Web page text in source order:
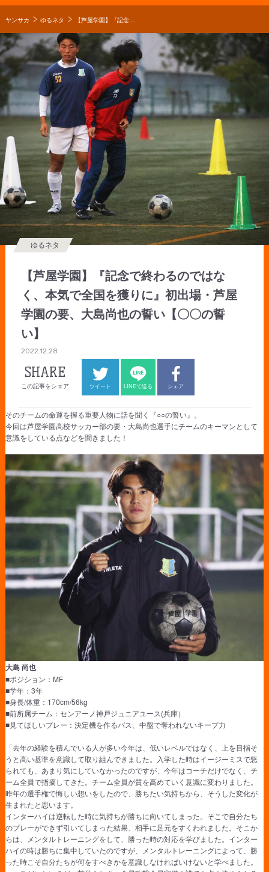
ヤンサカ ゆるネタ 【芦屋学園】『記念で終わるのではなく、本気で全国を獲りに』初出場・芦屋学園の要、大島尚也の誓い【〇〇の誓い】
【芦屋学園】『記念で終わるのではな
く、本気で全国を獲りに』初出場・芦屋
学園の要、大島尚也の誓い【〇〇の誓
い】
ゆるネタ
2022.12.28
SHARE
この記事をシェア ツイート LINEで送る シェア
そのチームの命運を握る重要人物に話を聞く『○○の誓い』。
今回は芦屋学園高校サッカー部の要・大島尚也選手にチームのキーマンとして
意識をしている点などを聞きました！
大島 尚也
■ポジション：MF
■学年：3年
■身長/体重：170cm/56kg
■前所属チーム：センアーノ神戸ジュニアユース(兵庫）
■見てほしいプレー：決定機を作るパス、中盤で奪われないキープ力
「去年の経験を積んでいる人が多い今年は、低いレベルではなく、上を目指そ
うと高い基準を意識して取り組んできました。入学した時はイージーミスで怒
られても、あまり気にしていなかったのですが、今年はコーチだけでなく、チ
ーム全員で指摘してきた。チーム全員が質を高めていく意識に変わりました。
昨年の選手権で悔しい想いをしたので、勝ちたい気持ちから、そうした変化が
生まれたと思います。
インターハイは逆転した時に気持ちが勝ちに向いてしまった。そこで自分たち
のプレーができず引いてしまった結果、相手に足元をすくわれました。そこか
らは、メンタルトレーニングをして、勝った時の対応を学びました。インター
ハイの時は勝ちに集中していたのですが、メンタルトレーニングによって、勝
った時こそ自分たちが何をすべきかを意識しなければいけないと学べました。